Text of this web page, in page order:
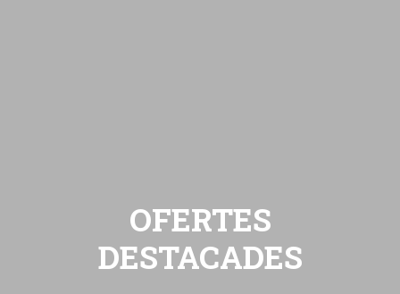
OFERTES
DESTACADES